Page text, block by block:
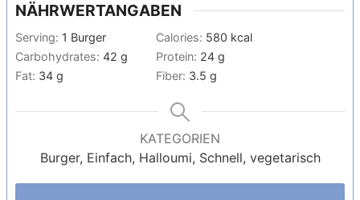
NÄHRWERTANGABEN
Serving: 1 Burger Calories: 580 kcal
Carbohydrates: 42 g Protein: 24 g
Fat: 34 g Fiber: 3.5 g
KATEGORIEN
Burger, Einfach, Halloumi, Schnell, vegetarisch